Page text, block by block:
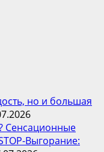
но и большая
Сенсационные
Выгорание: